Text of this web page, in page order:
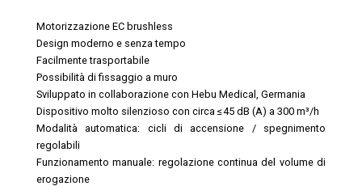
Motorizzazione EC brushless
Design moderno e senza tempo
Facilmente trasportabile
Possibilità di fissaggio a muro
Sviluppato in collaborazione con Hebu Medical, Germania
Dispositivo molto silenzioso con circa ≤45 dB (A) a 300 m³/h
Modalità automatica: cicli di accensione / spegnimento
regolabili
Funzionamento manuale: regolazione continua del volume di
erogazione